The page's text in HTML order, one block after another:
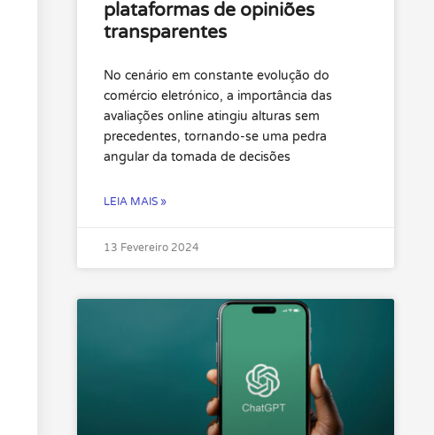
plataformas de opiniões
transparentes
No cenário em constante evolução do
comércio eletrónico, a importância das
avaliações online atingiu alturas sem
precedentes, tornando-se uma pedra
angular da tomada de decisões
LEIA MAIS »
13 Fevereiro 2024